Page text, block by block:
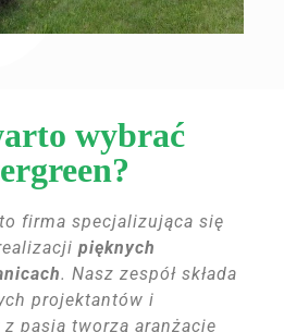
wybrać
to firma specjalizująca się
pięknych
. Nasz zespół składa
projektantów i
pasją tworzą aranżacje